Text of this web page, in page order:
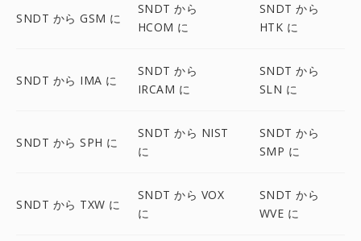
SNDT から GSM に
SNDT から
HCOM に
SNDT から
HTK に
SNDT から IMA に
SNDT から
IRCAM に
SNDT から
SLN に
SNDT から SPH に
SNDT から NIST
に
SNDT から
SMP に
SNDT から TXW に
SNDT から VOX
に
SNDT から
WVE に